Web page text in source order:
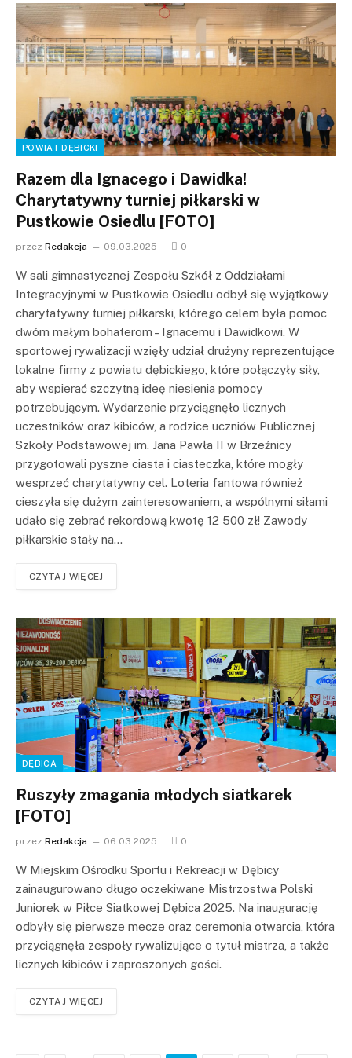
POWIAT DĘBICKI
Razem dla Ignacego i Dawidka!
Charytatywny turniej piłkarski w
Pustkowie Osiedlu [FOTO]
przez Redakcja 09.03.2025 0
W sali gimnastycznej Zespołu Szkół z Oddziałami
Integracyjnymi w Pustkowie Osiedlu odbył się wyjątkowy
charytatywny turniej piłkarski, którego celem była pomoc
dwóm małym bohaterom – Ignacemu i Dawidkowi. W
sportowej rywalizacji wzięły udział drużyny reprezentujące
lokalne firmy z powiatu dębickiego, które połączyły siły,
aby wspierać szczytną ideę niesienia pomocy
potrzebującym. Wydarzenie przyciągnęło licznych
uczestników oraz kibiców, a rodzice uczniów Publicznej
Szkoły Podstawowej im. Jana Pawła II w Brzeźnicy
przygotowali pyszne ciasta i ciasteczka, które mogły
wesprzeć charytatywny cel. Loteria fantowa również
cieszyła się dużym zainteresowaniem, a wspólnymi siłami
udało się zebrać rekordową kwotę 12 500 zł! Zawody
piłkarskie stały na…
CZYTAJ WIĘCEJ
DĘBICA
Ruszyły zmagania młodych siatkarek
[FOTO]
przez Redakcja 06.03.2025 0
W Miejskim Ośrodku Sportu i Rekreacji w Dębicy
zainaugurowano długo oczekiwane Mistrzostwa Polski
Juniorek w Piłce Siatkowej Dębica 2025. Na inaugurację
odbyły się pierwsze mecze oraz ceremonia otwarcia, która
przyciągnęła zespoły rywalizujące o tytuł mistrza, a także
licznych kibiców i zaproszonych gości.
CZYTAJ WIĘCEJ